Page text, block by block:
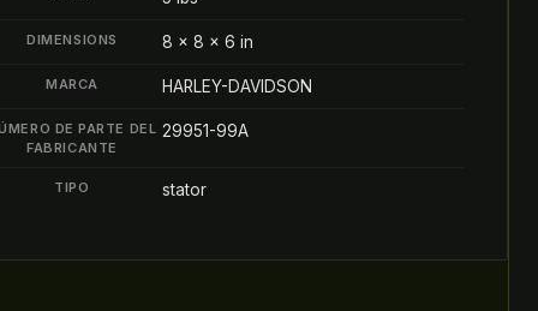
DIMENSIONS 8 × 8 × 6 in
MARCA HARLEY-DAVIDSON
DE PARTE DEL
FABRICANTE
29951-99A
TIPO stator